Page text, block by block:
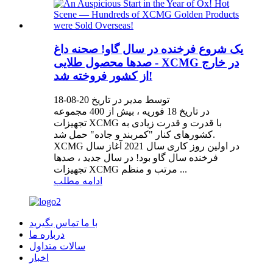
یک شروع فرخنده در سال گاو! صحنه داغ
- صدها محصول طلایی XCMG در خارج
از کشور فروخته شد!
توسط مدیر در تاریخ 20-08-18
در تاریخ 18 فوریه ، بیش از 400 مجموعه
تجهیزات XCMG با قدرت و قدرت زیادی به
کشورهای کنار "کمربند و جاده" حمل شد.
XCMG در اولین روز کاری سال 2021 آغاز سال
فرخنده سال گاو بود! در سال جدید ، صدها
تجهیزات XCMG مرتب و منظم ...
ادامه مطلب
با ما تماس بگیرید
درباره ما
سالات متداول
اخبار